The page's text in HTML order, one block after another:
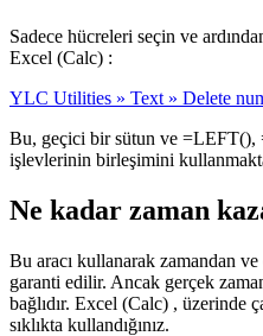
Sadece hücreleri seçin ve
Excel (Calc) :
YLC Utilities » Text » Delete
Bu, geçici bir sütun ve
işlevlerinin birleşimini
Ne kadar zaman
Bu aracı kullanarak zamandan
garanti edilir. Ancak gerçek
bağlıdır. Excel (Calc) , üzerinde
sıklıkta kullandığınız.